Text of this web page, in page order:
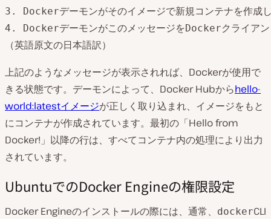
3. Dockerデーモンがそのイメージで新規コンテナを作成
（英語原文の日本語訳）
上記のようなメッセージが表示されれば、Dockerが使用で
きる状態です。デーモンによって、Docker Hubからhello-
world:latestイメージが正しく取り込まれ、イメージをもと
にコンテナが作成されています。最初の「Hello from
Docker!」以降の行は、すべてコンテナ内の処理により出力
されています。
UbuntuでのDocker Engineの権限設定
Docker Engineのインストールの際には、通常、 dockerCLI